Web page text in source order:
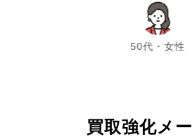
50代・女性
chevron_left chevron_right
買取強化メ